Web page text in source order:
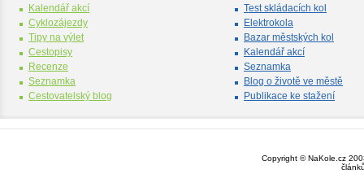
Kalendář akcí
Cyklozájezdy
Tipy na výlet
Cestopisy
Recenze
Seznamka
Cestovatelský blog
Test skládacích kol
Elektrokola
Bazar městských kol
Kalendář akcí
Seznamka
Blog o životě ve městě
Publikace ke stažení
Copyright © NaKole.cz